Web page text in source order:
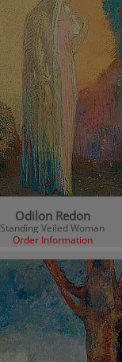
Odilon Redon
Standing Veiled Woman
Order Information